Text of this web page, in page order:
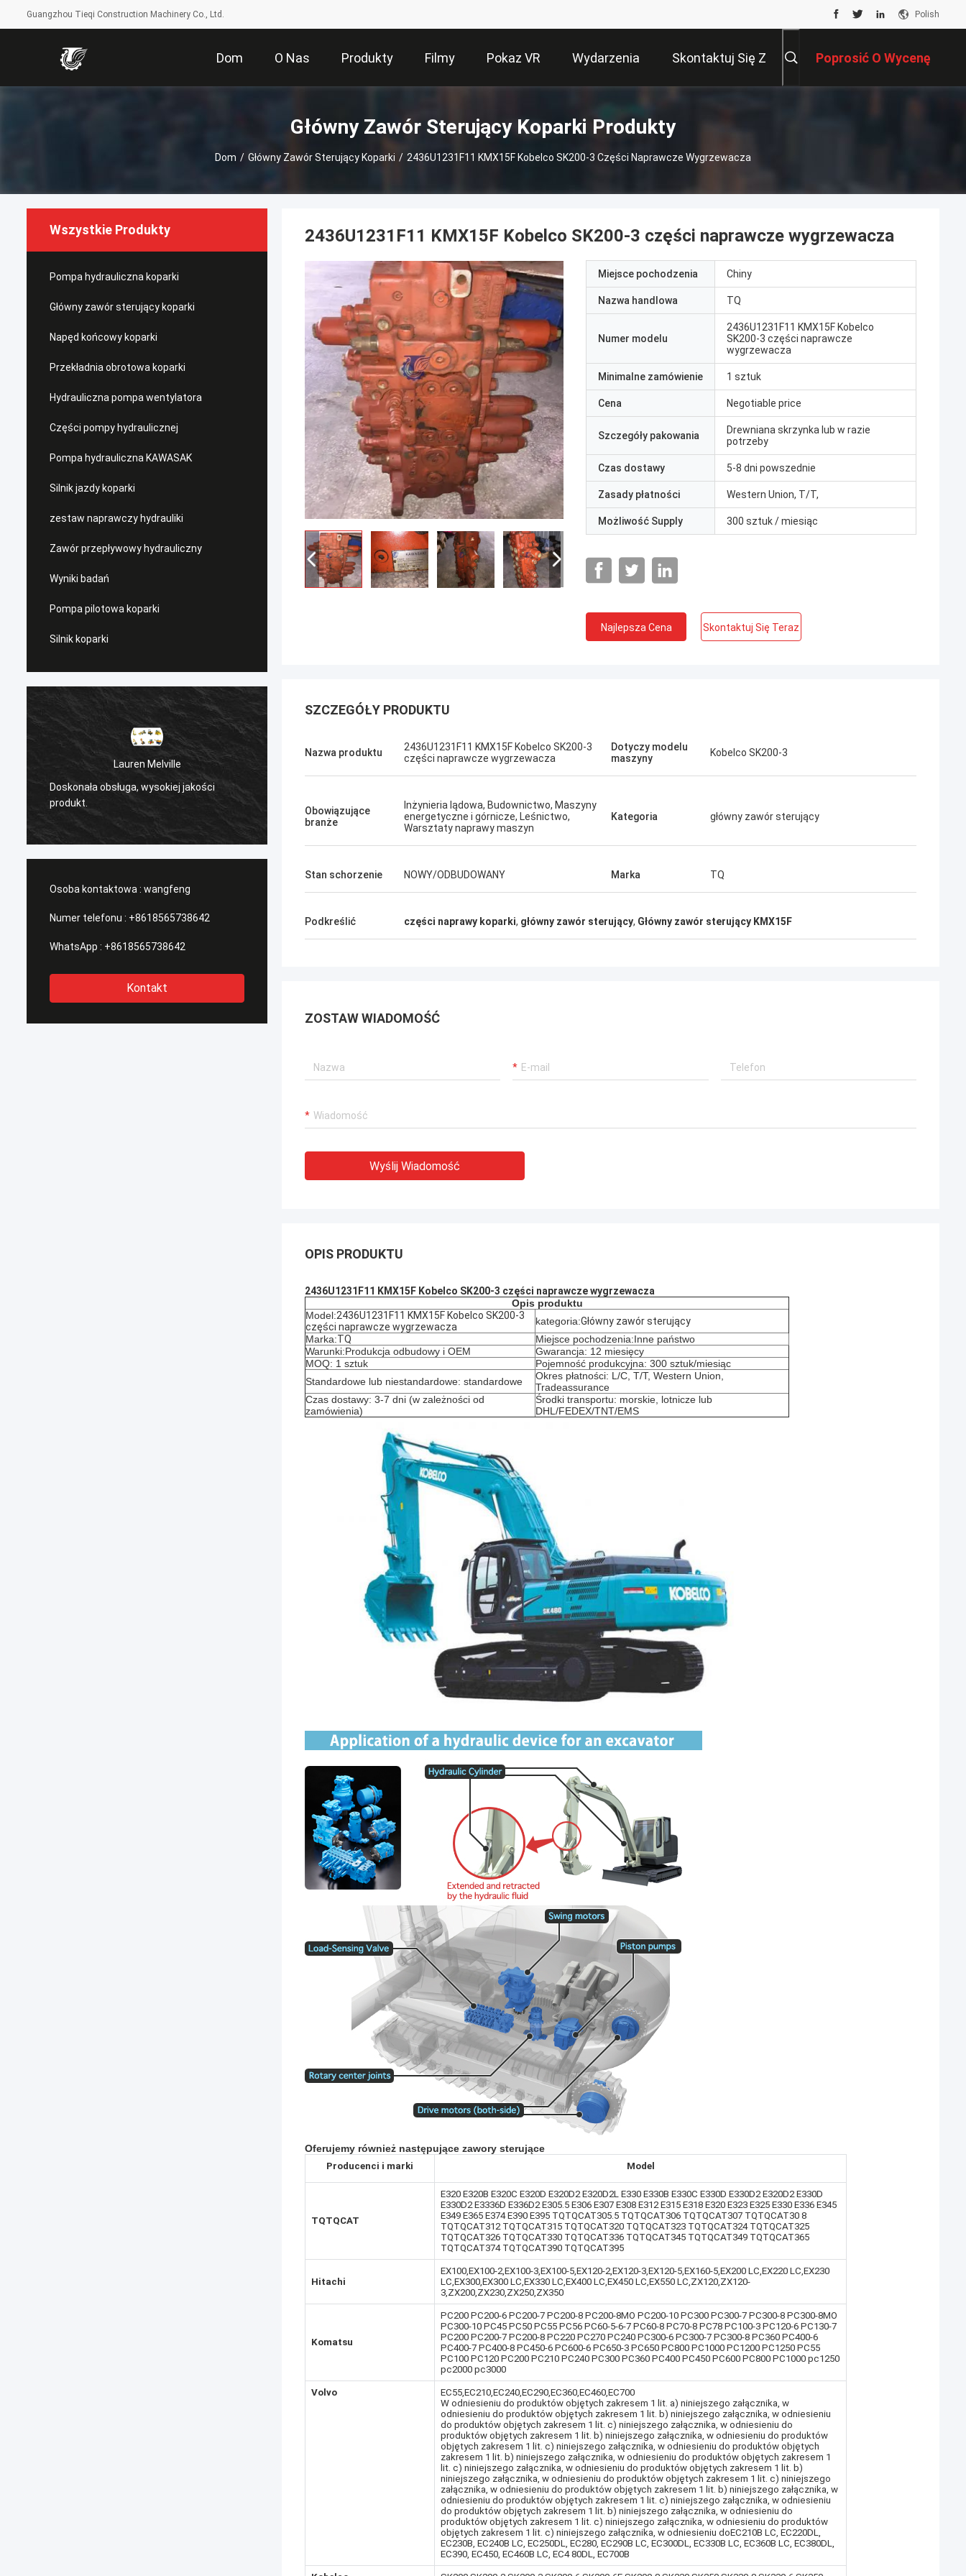
Guangzhou Tieqi Construction Machinery Co., Ltd. Polish
Dom O Nas Produkty Filmy Pokaz VR Wydarzenia Skontaktuj Się Z Poprosić O Wycenę
Główny Zawór Sterujący Koparki Produkty
Dom / Główny Zawór Sterujący Koparki / 2436U1231F11 KMX15F Kobelco SK200-3 Części Naprawcze Wygrzewacza
Wszystkie Produkty
Pompa hydrauliczna koparki
Główny zawór sterujący koparki
Napęd końcowy koparki
Przekładnia obrotowa koparki
Hydrauliczna pompa wentylatora
Części pompy hydraulicznej
Pompa hydrauliczna KAWASAK
Silnik jazdy koparki
zestaw naprawczy hydrauliki
Zawór przepływowy hydrauliczny
Wyniki badań
Pompa pilotowa koparki
Silnik koparki
Lauren Melville
wysokiej jakości
Sanёк Нижегородский
/Serwis zarządzający, szybki ruch.
Jose
cena. Chcę ponownie zamówić, gdy będę
Osoba kontaktowa : wangfeng
Numer telefonu : +8618565738642
WhatsApp : +8618565738642
Kontakt
2436U1231F11 KMX15F Kobelco SK200-3 części naprawcze wygrzewacza
Miejsce pochodzenia Chiny
Nazwa handlowa TQ
Numer modelu
2436U1231F11 KMX15F Kobelco
SK200-3 części naprawcze
wygrzewacza
Minimalne zamówienie 1 sztuk
Cena Negotiable price
Szczegóły pakowania
Drewniana skrzynka lub w razie
potrzeby
Czas dostawy 5-8 dni powszednie
Zasady płatności Western Union, T/T,
Możliwość Supply 300 sztuk / miesiąc
Najlepsza Cena Skontaktuj Się Teraz
SZCZEGÓŁY PRODUKTU
Nazwa produktu
2436U1231F11 KMX15F Kobelco SK200-3
części naprawcze wygrzewacza
Dotyczy modelu
maszyny
Kobelco SK200-3
Obowiązujące
branże
Inżynieria lądowa, Budownictwo, Maszyny
energetyczne i górnicze, Leśnictwo,
Warsztaty naprawy maszyn
Kategoria główny zawór sterujący
Stan schorzenie NOWY/ODBUDOWANY Marka TQ
Podkreślić części naprawy koparki, główny zawór sterujący, Główny zawór sterujący KMX15F
ZOSTAW WIADOMOŚĆ
Wyślij Wiadomość
OPIS PRODUKTU
2436U1231F11 KMX15F Kobelco SK200-3 części naprawcze wygrzewacza
Opis produktu
Model:2436U1231F11 KMX15F Kobelco SK200-3
części naprawcze wygrzewacza
kategoria:Główny zawór sterujący
Marka:TQ
Miejsce pochodzenia:Inne państwo
Warunki:Produkcja odbudowy i OEM
Gwarancja: 12 miesięcy
MOQ: 1 sztuk
Pojemność produkcyjna: 300 sztuk/miesiąc
Standardowe lub niestandardowe: standardowe
Okres płatności: L/C, T/T, Western Union,
Tradeassurance
Czas dostawy: 3-7 dni (w zależności od
zamówienia)
Środki transportu: morskie, lotnicze lub
DHL/FEDEX/TNT/EMS
Oferujemy również następujące zawory sterujące
Producenci i marki Model
TQTQCAT
E320 E320B E320C E320D E320D2 E320D2L E330 E330B E330C E330D E330D2 E320D2 E330D
E330D2 E3336D E336D2 E305.5 E306 E307 E308 E312 E315 E318 E320 E323 E325 E330 E336 E345
E349 E365 E374 E390 E395 TQTQCAT305.5 TQTQCAT306 TQTQCAT307 TQTQCAT30 8
TQTQCAT312 TQTQCAT315 TQTQCAT320 TQTQCAT323 TQTQCAT324 TQTQCAT325
TQTQCAT326 TQTQCAT330 TQTQCAT336 TQTQCAT345 TQTQCAT349 TQTQCAT365
TQTQCAT374 TQTQCAT390 TQTQCAT395
Hitachi
EX100,EX100-2,EX100-3,EX100-5,EX120-2,EX120-3,EX120-5,EX160-5,EX200 LC,EX220 LC,EX230
LC,EX300,EX300 LC,EX330 LC,EX400 LC,EX450 LC,EX550 LC,ZX120,ZX120-
3,ZX200,ZX230,ZX250,ZX350
Komatsu
PC200 PC200-6 PC200-7 PC200-8 PC200-8MO PC200-10 PC300 PC300-7 PC300-8 PC300-8MO
PC300-10 PC45 PC50 PC55 PC56 PC60-5-6-7 PC60-8 PC70-8 PC78 PC100-3 PC120-6 PC130-7
PC200 PC200-7 PC200-8 PC220 PC270 PC240 PC300-6 PC300-7 PC300-8 PC360 PC400-6
PC400-7 PC400-8 PC450-6 PC600-6 PC650-3 PC650 PC800 PC1000 PC1200 PC1250 PC55
PC100 PC120 PC200 PC210 PC240 PC300 PC360 PC400 PC450 PC600 PC800 PC1000 pc1250
pc2000 pc3000
Volvo
EC55,EC210,EC240,EC290,EC360,EC460,EC700
W odniesieniu do produktów objętych zakresem 1 lit. a) niniejszego załącznika, w
odniesieniu do produktów objętych zakresem 1 lit. b) niniejszego załącznika, w odniesieniu
do produktów objętych zakresem 1 lit. c) niniejszego załącznika, w odniesieniu do
produktów objętych zakresem 1 lit. b) niniejszego załącznika, w odniesieniu do produktów
objętych zakresem 1 lit. c) niniejszego załącznika, w odniesieniu do produktów objętych
zakresem 1 lit. b) niniejszego załącznika, w odniesieniu do produktów objętych zakresem 1
lit. c) niniejszego załącznika, w odniesieniu do produktów objętych zakresem 1 lit. b)
niniejszego załącznika, w odniesieniu do produktów objętych zakresem 1 lit. c) niniejszego
załącznika, w odniesieniu do produktów objętych zakresem 1 lit. b) niniejszego załącznika, w
odniesieniu do produktów objętych zakresem 1 lit. c) niniejszego załącznika, w odniesieniu
do produktów objętych zakresem 1 lit. b) niniejszego załącznika, w odniesieniu do
produktów objętych zakresem 1 lit. c) niniejszego załącznika, w odniesieniu do produktów
objętych zakresem 1 lit. c) niniejszego załącznika, w odniesieniu doEC210B LC, EC220DL,
EC230B, EC240B LC, EC250DL, EC280, EC290B LC, EC300DL, EC330B LC, EC360B LC, EC380DL,
EC390, EC450, EC460B LC, EC4 80DL, EC700B